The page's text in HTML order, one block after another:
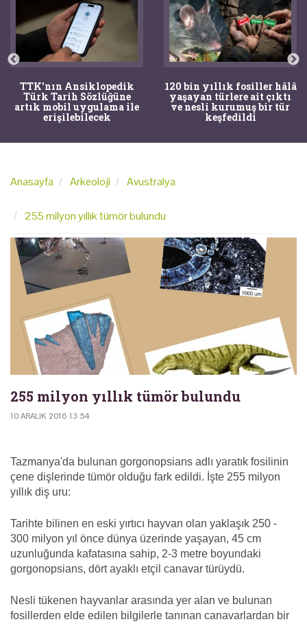
TTK'nın Ansiklopedik
Türk Tarih Sözlüğüne
artık mobil uygulama ile
erişilebilecek
120 bin yıllık fosiller hâlâ
yaşayan türlere ait çıktı
ve nesli kurumuş bir tür
keşfedildi
Anasayfa Arkeoloji Avustralya
255 milyon yıllık tümör bulundu
255 milyon yıllık tümör bulundu
10 ARALIK 2016 13:54
Tazmanya'da bulunan gorgonopsians adlı yaratık fosilinin
çene dişlerinde tümör olduğu fark edildi. İşte 255 milyon
yıllık diş uru:
Tarihte bilinen en eski yırtıcı hayvan olan yaklaşık 250 -
300 milyon yıl önce dünya üzerinde yaşayan, 45 cm
uzunluğunda kafatasına sahip, 2-3 metre boyundaki
gorgonopsians, dört ayaklı etçil canavar türüydü.
Nesli tükenen hayvanlar arasında yer alan ve bulunan
fosillerden elde edilen bilgilerle tanınan canavarlardan bir